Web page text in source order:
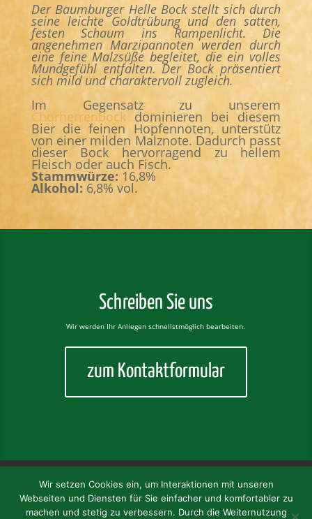
Der Baumburger Helle Bock stellt sich durch
seine leichte Goldtrübung und den satten,
festen Schaum ins Rampenlicht. Die
angenehmen Marzipannoten werden durch
eine feine Malzsüße begleitet, die ein volles
Mundgefühl entfalten. Der Bock präsentiert
sich mild und charaktervoll zugleich.
Im Gegensatz zu unserem
Chorherrenbockdominieren bei diesem
Bier die feinen Hopfennoten, unterstütz
von einer milden Malznote. Dadurch passt
dieser Bock hervorragend zu hellem
Fleisch oder auch Fisch.
Stammwürze: 16,8%
Alkohol: 6,8% vol.
Schreiben Sie uns
Wir werden Ihr Anliegen schnellstmöglich bearbeiten.
zum Kontaktformular
Heimat
Service
Kontakt
Datenschutzerklärung
Impressum
Wir setzen Cookies ein, um Interaktionen mit unseren
Webseiten und Diensten für Sie einfacher und komfortabler zu
machen und stetig zu verbessern. Durch die Weiternutzung